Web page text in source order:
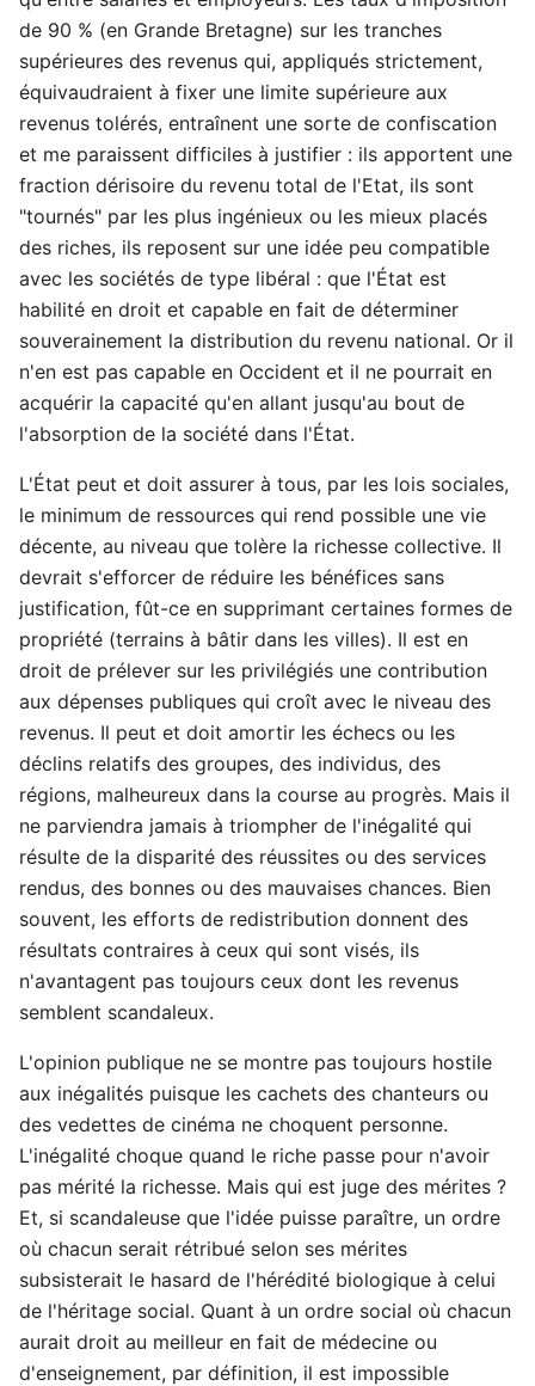
de 90 % (en Grande Bretagne) sur les tranches
supérieures des revenus qui, appliqués strictement,
équivaudraient à fixer une limite supérieure aux
revenus tolérés, entraînent une sorte de confiscation
et me paraissent difficiles à justifier : ils apportent une
fraction dérisoire du revenu total de l'Etat, ils sont
"tournés" par les plus ingénieux ou les mieux placés
des riches, ils reposent sur une idée peu compatible
avec les sociétés de type libéral : que l'État est
habilité en droit et capable en fait de déterminer
souverainement la distribution du revenu national. Or il
n'en est pas capable en Occident et il ne pourrait en
acquérir la capacité qu'en allant jusqu'au bout de
l'absorption de la société dans l'État.
L'État peut et doit assurer à tous, par les lois sociales,
le minimum de ressources qui rend possible une vie
décente, au niveau que tolère la richesse collective. Il
devrait s'efforcer de réduire les bénéfices sans
justification, fût-ce en supprimant certaines formes de
propriété (terrains à bâtir dans les villes). Il est en
droit de prélever sur les privilégiés une contribution
aux dépenses publiques qui croît avec le niveau des
revenus. Il peut et doit amortir les échecs ou les
déclins relatifs des groupes, des individus, des
régions, malheureux dans la course au progrès. Mais il
ne parviendra jamais à triompher de l'inégalité qui
résulte de la disparité des réussites ou des services
rendus, des bonnes ou des mauvaises chances. Bien
souvent, les efforts de redistribution donnent des
résultats contraires à ceux qui sont visés, ils
n'avantagent pas toujours ceux dont les revenus
semblent scandaleux.
L'opinion publique ne se montre pas toujours hostile
aux inégalités puisque les cachets des chanteurs ou
des vedettes de cinéma ne choquent personne.
L'inégalité choque quand le riche passe pour n'avoir
pas mérité la richesse. Mais qui est juge des mérites ?
Et, si scandaleuse que l'idée puisse paraître, un ordre
où chacun serait rétribué selon ses mérites
subsisterait le hasard de l'hérédité biologique à celui
de l'héritage social. Quant à un ordre social où chacun
aurait droit au meilleur en fait de médecine ou
d'enseignement, par définition, il est impossible